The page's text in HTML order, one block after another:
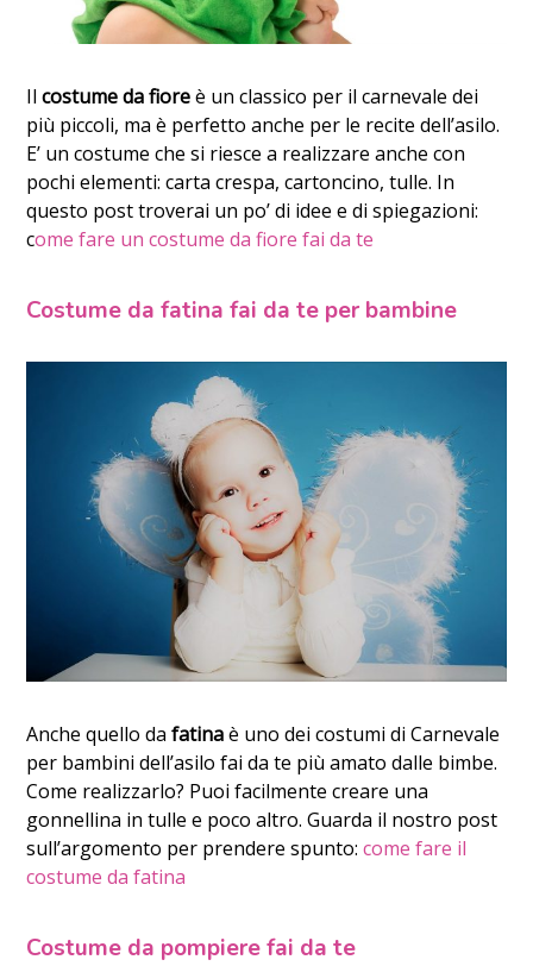
Ilcostume da fioreè un classico per il carnevale dei
più piccoli, ma è perfetto anche per le recite dell’asilo.
E’ un costume che si riesce a realizzare anche con
pochi elementi: carta crespa, cartoncino, tulle. In
questo post troverai un po’ di idee e di spiegazioni:
come fare un costume da fiore fai da te
Costume da fatina fai da te per bambine
Anche quello dafatinaè uno dei costumi di Carnevale
per bambini dell’asilo fai da te più amato dalle bimbe.
Come realizzarlo? Puoi facilmente creare una
gonnellina in tulle e poco altro. Guarda il nostro post
sull’argomento per prendere spunto:come fare il
costume da fatina
Costume da pompiere fai da te